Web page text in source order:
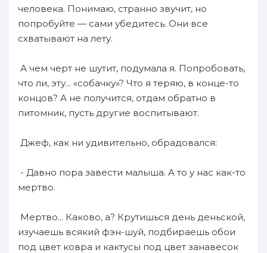
человека. Понимаю, странно звучит, но
попробуйте — сами убедитесь. Они все
схватывают на лету.
А чем черт не шутит, подумала я. Попробовать,
что ли, эту... «собачку»? Что я теряю, в конце-то
концов? А не получится, отдам обратно в
питомник, пусть другие воспитывают.
Джеф, как ни удивительно, обрадовался:
- Давно пора завести малыша. А то у нас как-то
мертво.
Мертво... Каково, а? Крутишься день деньской,
изучаешь всякий фэн-шуй, подбираешь обои
под цвет ковра и кактусы под цвет занавесок